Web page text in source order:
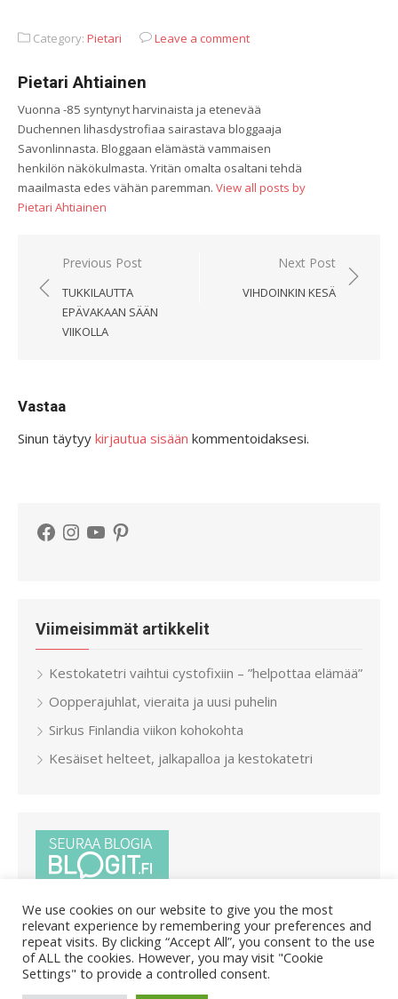
Category: Pietari Leave a comment
Pietari Ahtiainen
Vuonna -85 syntynyt harvinaista ja etenevää
Duchennen lihasdystrofiaa sairastava bloggaaja
Savonlinnasta. Bloggaan elämästä vammaisen
henkilön näkökulmasta. Yritän omalta osaltani tehdä
maailmasta edes vähän paremman. View all posts by
Pietari Ahtiainen
Artikkelien
selaus
Previous Post
TUKKILAUTTA
EPÄVAKAAN SÄÄN
VIIKOLLA
Next Post
VIHDOINKIN KESÄ
Vastaa
Sinun täytyy kirjautua sisään kommentoidaksesi.
Facebook
Instagram
YouTubePinterest
Viimeisimmät artikkelit
Kestokatetri vaihtui cystofixiin – ”helpottaa elämää”
Oopperajuhlat, vieraita ja uusi puhelin
Sirkus Finlandia viikon kohokohta
Kesäiset helteet, jalkapalloa ja kestokatetri
We use cookies on our website to give you the most
relevant experience by remembering your preferences and
repeat visits. By clicking “Accept All”, you consent to the use
of ALL the cookies. However, you may visit "Cookie
Settings" to provide a controlled consent.